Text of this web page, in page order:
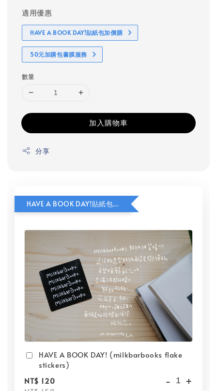
適用優惠
HAVE A BOOK DAY!貼紙包加價購
50元加購包書膜服務
數量
加入購物車
分享
HAVE A BOOK DAY!貼紙包加價購
HAVE A BOOK DAY! (milkbarbooks flake
stickers)
NT$ 120
- +